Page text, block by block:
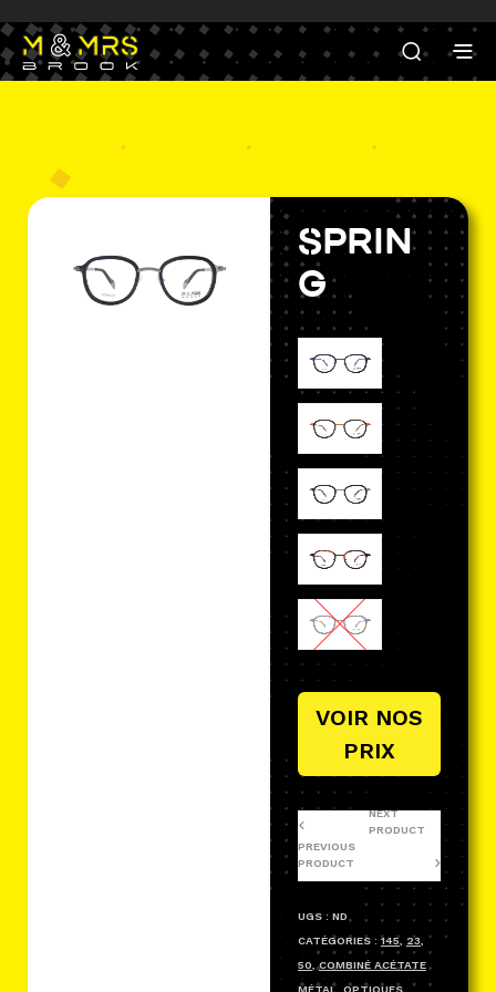
Sprin
g
VOIR NOS
PRIX
UGS : ND
CATÉGORIES : 145, 23
50 ,COMBINÉ ACÉTATE
MÉTAL, OPTIQUES
PREVIOUS
PRODUCT
NEXT
PRODUCT